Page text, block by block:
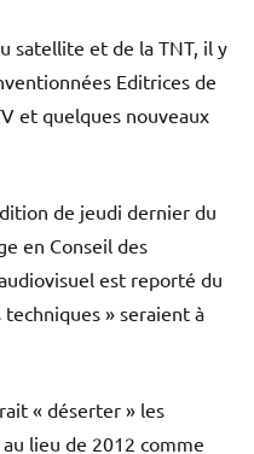
satellite et de la TNT, il y
Editrices de
et quelques nouveaux
de jeudi dernier du
en Conseil des
est reporté du
» seraient à
« déserter » les
lieu de 2012 comme